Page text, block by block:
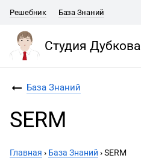
Решебник База Знаний
Студия Дубкова
База Знаний
SERM
Главная › База Знаний ›SERM